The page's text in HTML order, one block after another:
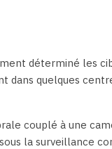
déterminé les
dans quelques
couplé à une
la surveillance